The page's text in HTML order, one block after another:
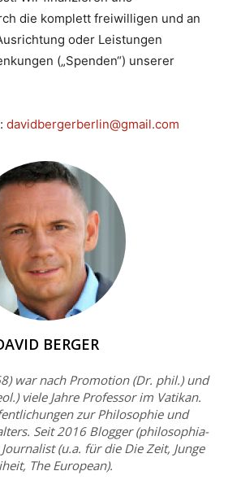
die komplett freiwilligen und an
oder Leistungen
(„Spenden“) unserer
davidbergerberlin@gmail.com
BERGER
war nach Promotion (Dr. phil.) und
viele Jahre Professor im Vatikan.
zur Philosophie und
Seit 2016 Blogger (philosophia-
(u.a. für die Die Zeit, Junge
The European).